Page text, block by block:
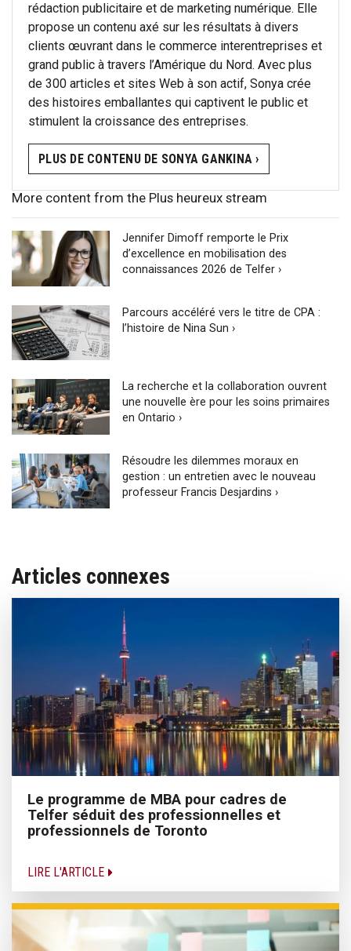
rédaction publicitaire et de marketing numérique. Elle
propose un contenu axé sur les résultats à divers
clients œuvrant dans le commerce interentreprises et
grand public à travers l’Amérique du Nord. Avec plus
de 300 articles et sites Web à son actif, Sonya crée
des histoires emballantes qui captivent le public et
stimulent la croissance des entreprises.
PLUS DE CONTENU DE SONYA GANKINA ›
More content from the Plus heureux stream
Jennifer Dimoff remporte le Prix
d’excellence en mobilisation des
connaissances 2026 de Telfer ›
Parcours accéléré vers le titre de CPA :
l’histoire de Nina Sun ›
La recherche et la collaboration ouvrent
une nouvelle ère pour les soins primaires
en Ontario ›
Résoudre les dilemmes moraux en
gestion : un entretien avec le nouveau
professeur Francis Desjardins ›
Articles connexes
Le programme de MBA pour cadres de
Telfer séduit des professionnelles et
professionnels de Toronto
LIRE L'ARTICLE